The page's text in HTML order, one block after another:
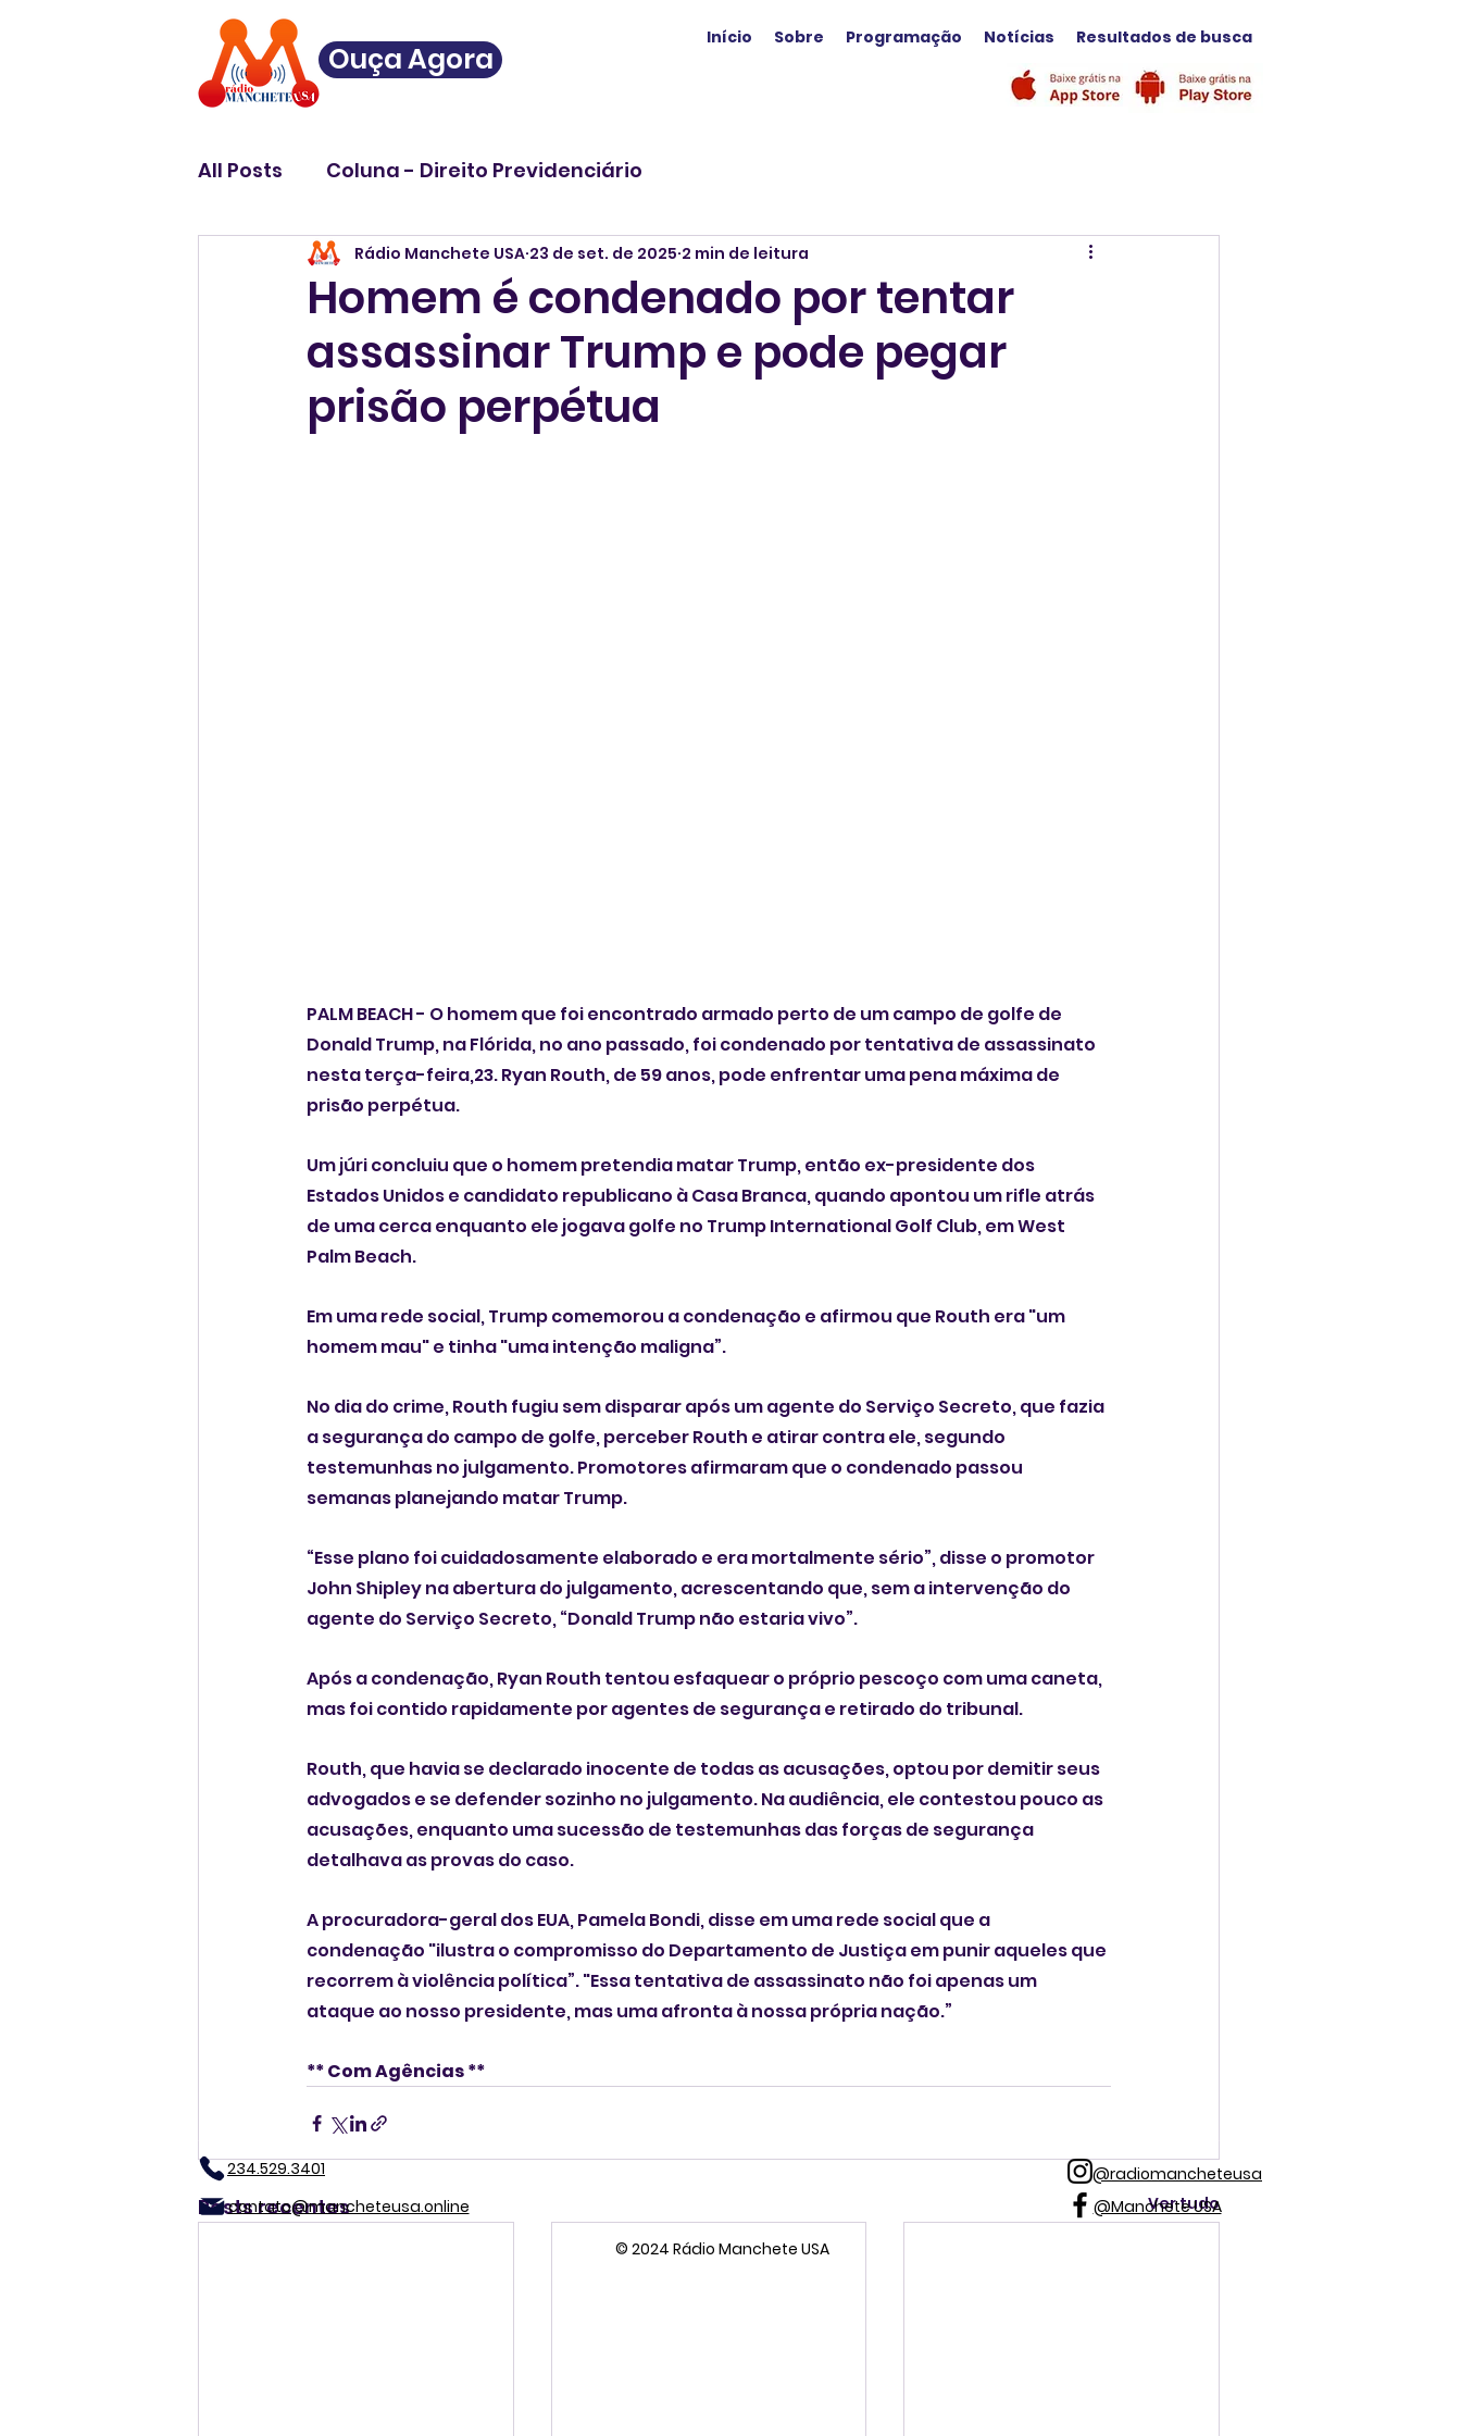
Ouça Agora
Início Sobre Programação Notícias Resultados de busca
All Posts Coluna - Direito Previdenciário
Homem é condenado por tentar
assassinar Trump e pode pegar
prisão perpétua
Rádio Manchete USA 23 de set. de 2025 2 min de leitura
PALM BEACH - O homem que foi encontrado armado perto de um campo de golfe de
Donald Trump, na Flórida, no ano passado, foi condenado por tentativa de assassinato
nesta terça-feira,23. Ryan Routh, de 59 anos, pode enfrentar uma pena máxima de
prisão perpétua.
Um júri concluiu que o homem pretendia matar Trump, então ex-presidente dos
Estados Unidos e candidato republicano à Casa Branca, quando apontou um rifle atrás
de uma cerca enquanto ele jogava golfe no Trump International Golf Club, em West
Palm Beach.
Em uma rede social, Trump comemorou a condenação e afirmou que Routh era "um
homem mau" e tinha "uma intenção maligna”.
No dia do crime, Routh fugiu sem disparar após um agente do Serviço Secreto, que fazia
a segurança do campo de golfe, perceber Routh e atirar contra ele, segundo
testemunhas no julgamento. Promotores afirmaram que o condenado passou
semanas planejando matar Trump.
“Esse plano foi cuidadosamente elaborado e era mortalmente sério”, disse o promotor
John Shipley na abertura do julgamento, acrescentando que, sem a intervenção do
agente do Serviço Secreto, “Donald Trump não estaria vivo”.
Após a condenação, Ryan Routh tentou esfaquear o próprio pescoço com uma caneta,
mas foi contido rapidamente por agentes de segurança e retirado do tribunal.
Routh, que havia se declarado inocente de todas as acusações, optou por demitir seus
advogados e se defender sozinho no julgamento. Na audiência, ele contestou pouco as
acusações, enquanto uma sucessão de testemunhas das forças de segurança
detalhava as provas do caso.
A procuradora-geral dos EUA, Pamela Bondi, disse em uma rede social que a
condenação "ilustra o compromisso do Departamento de Justiça em punir aqueles que
recorrem à violência política”. "Essa tentativa de assassinato não foi apenas um
ataque ao nosso presidente, mas uma afronta à nossa própria nação.”
** Com Agências **
Posts recentes Ver tudo
234.529.3401
contato@mancheteusa.online
@radiomancheteusa
@Manchete USA
© 2024 Rádio Manchete USA